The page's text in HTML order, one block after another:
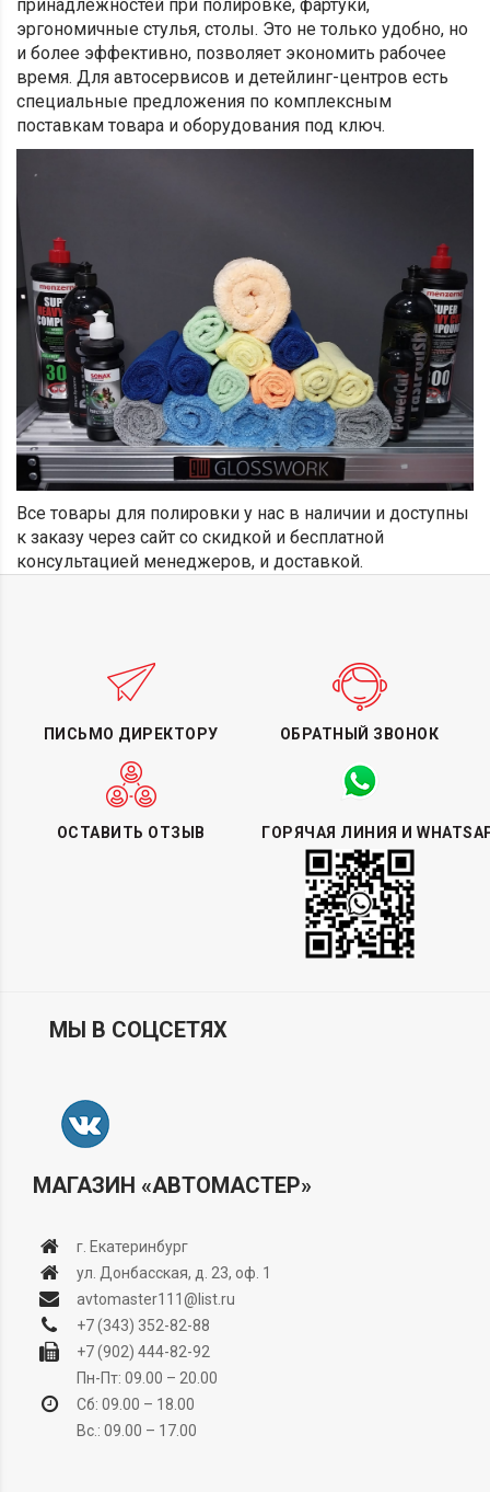
принадлежностей при полировке, фартуки,
эргономичные стулья, столы. Это не только удобно, но
и более эффективно, позволяет экономить рабочее
время. Для автосервисов и детейлинг-центров есть
специальные предложения по комплексным
поставкам товара и оборудования под ключ.
Все товары для полировки у нас в наличии и доступны
к заказу через сайт со скидкой и бесплатной
консультацией менеджеров, и доставкой.
ПИСЬМО ДИРЕКТОРУ ОБРАТНЫЙ ЗВОНОК
ОСТАВИТЬ ОТЗЫВ ГОРЯЧАЯ ЛИНИЯ И
МЫ В СОЦСЕТЯХ
МАГАЗИН «АВТОМАСТЕР»
г. Екатеринбург
ул. Донбасская, д. 23, оф. 1
avtomaster111@list.ru
+7 (343) 352-82-88
+7 (902) 444-82-92
Пн-Пт: 09.00 – 20.00
Сб: 09.00 – 18.00
Вс.: 09.00 – 17.00